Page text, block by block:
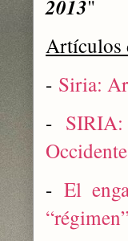
2013"
Artículos
- Siria:
-
-El